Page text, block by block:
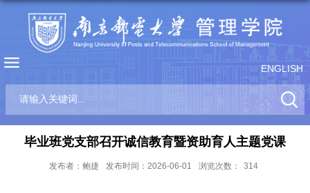
ENGLISH
毕业班党支部召开诚信教育暨资助育人主题党课
发布者：鲍捷 发布时间：2026-06-01 浏览次数： 314